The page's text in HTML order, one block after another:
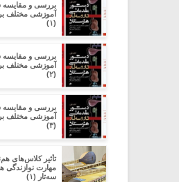
بررسی و مقایسه
آموزشی مختلف
(۱)
بررسی و مقایسه
آموزشی مختلف
(۲)
بررسی و مقایسه
آموزشی مختلف
(۳)
تأثیر کلاس‌های
مهارت نوازندگی
سه‌تار (۱)